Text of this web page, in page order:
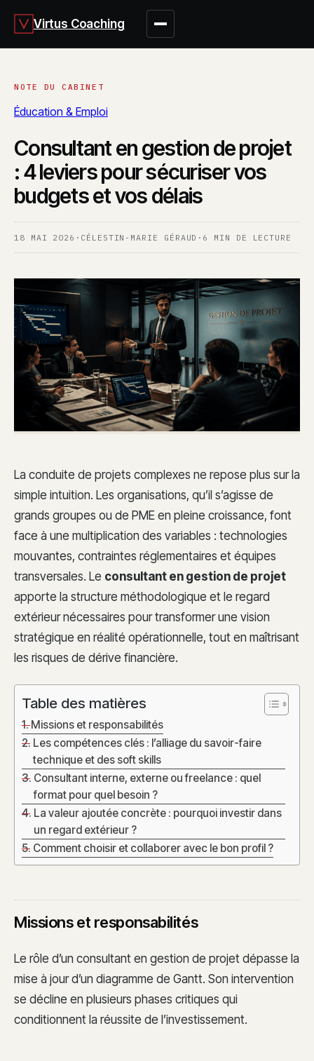
Virtus Coaching
Éducation & Emploi
Consultant en gestion de projet
: 4 leviers pour sécuriser vos
budgets et vos délais
18 MAI 2026 · CÉLESTIN-MARIE GÉRAUD · 6 MIN DE LECTURE
La conduite de projets complexes ne repose plus sur la
simple intuition. Les organisations, qu’il s’agisse de
grands groupes ou de PME en pleine croissance, font
face à une multiplication des variables : technologies
mouvantes, contraintes réglementaires et équipes
transversales. Le consultant en gestion de projet
apporte la structure méthodologique et le regard
extérieur nécessaires pour transformer une vision
stratégique en réalité opérationnelle, tout en maîtrisant
les risques de dérive financière.
Table des matières
Missions et responsabilités
Les compétences clés : l’alliage du savoir-faire
technique et des soft skills
Consultant interne, externe ou freelance : quel
format pour quel besoin ?
La valeur ajoutée concrète : pourquoi investir dans
un regard extérieur ?
Comment choisir et collaborer avec le bon profil ?
Missions et responsabilités
Le rôle d’un consultant en gestion de projet dépasse la
mise à jour d’un diagramme de Gantt. Son intervention
se décline en plusieurs phases critiques qui
conditionnent la réussite de l’investissement.